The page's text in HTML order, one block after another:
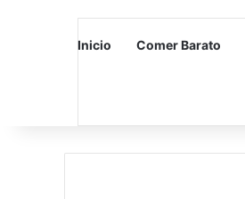
Inicio Comer Barato